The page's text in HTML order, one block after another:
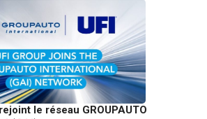
le réseau GROUPAUTO